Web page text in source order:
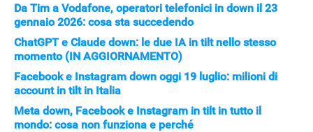
Da Tim a Vodafone, operatori telefonici in down il 23
gennaio 2026: cosa sta succedendo
ChatGPT e Claude down: le due IA in tilt nello stesso
momento (IN AGGIORNAMENTO)
Facebook e Instagram down oggi 19 luglio: milioni di
account in tilt in Italia
Meta down, Facebook e Instagram in tilt in tutto il
mondo: cosa non funziona e perché